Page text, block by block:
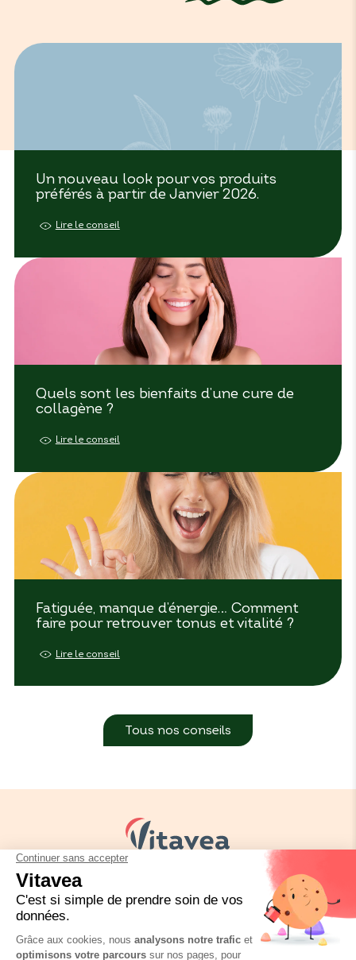
Un nouveau look pour vos produits
préférés à partir de Janvier 2026.
Lire le conseil
Quels sont les bienfaits d’une cure de
collagène ?
Lire le conseil
Fatiguée, manque d’énergie… Comment
faire pour retrouver tonus et vitalité ?
Lire le conseil
Tous nos conseils
Nos conseils
FAQ